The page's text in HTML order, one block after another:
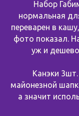
Набор
нормальная
переварен в
фото показал.
уж и дешево
Канэки
майонезной
а значит